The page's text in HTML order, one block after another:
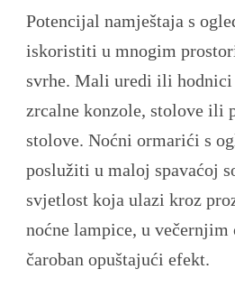
Potencijal namještaja s
iskoristiti u mnogim
svrhe. Mali uredi ili hodnici
zrcalne konzole, stolove ili
stolove. Noćni ormarići s
poslužiti u maloj spavaćoj
svjetlost koja ulazi kroz
noćne lampice, u
čaroban opuštajući efekt.